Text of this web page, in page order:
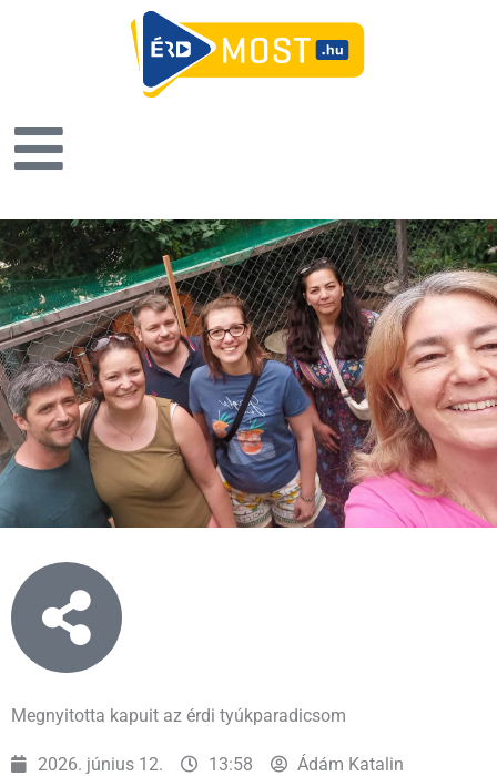
Megnyitotta kapuit az érdi tyúkparadicsom
2026. június 12. 13:58 Ádám Katalin